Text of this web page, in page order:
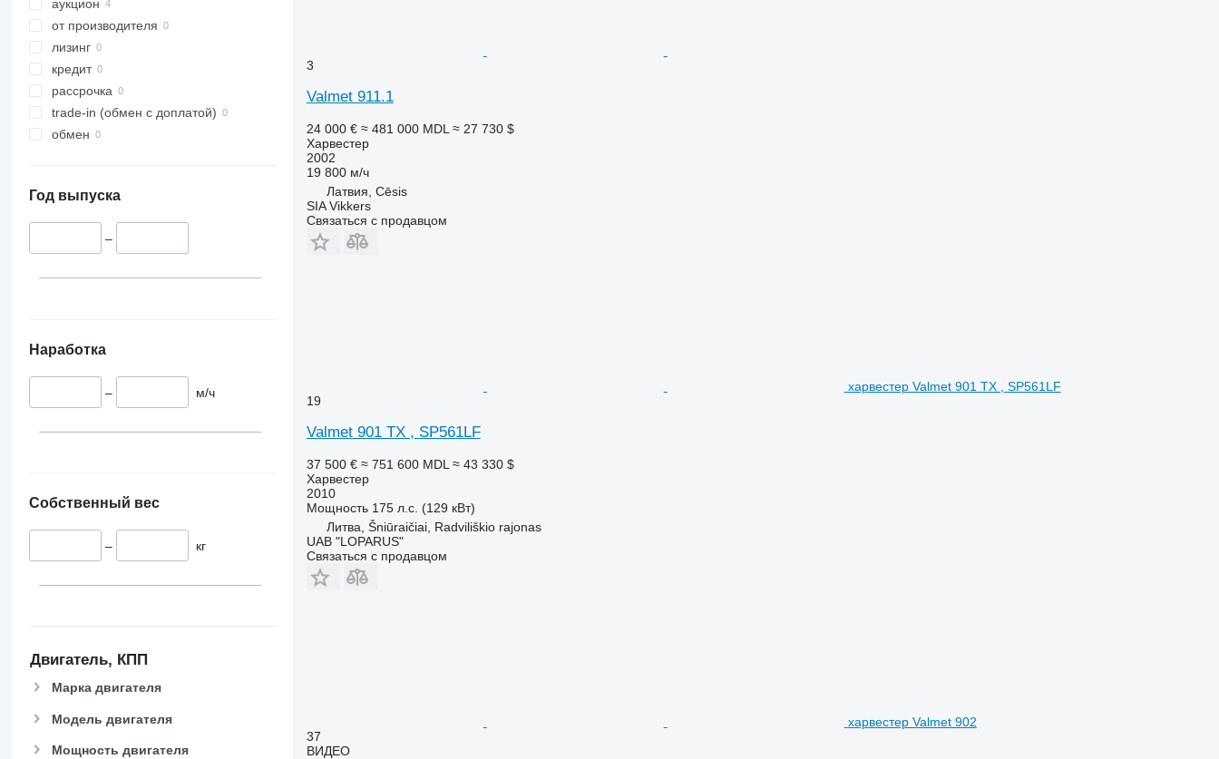
аукцион
от производителя
лизинг
кредит
рассрочка
trade-in (обмен с доплатой)
обмен
Год выпуска
–
Наработка
– м/ч
Собственный вес
– кг
Двигатель, КПП
Марка двигателя
Модель двигателя
Мощность двигателя
3
Valmet 911.1
24 000 € ≈ 481 000 MDL ≈ 27 730 $
Харвестер
2002
19 800 м/ч
Латвия, Cēsis
SIA Vikkers
Связаться с продавцом
харвестер Valmet 901 TX , SP561LF
19
Valmet 901 TX , SP561LF
37 500 € ≈ 751 600 MDL ≈ 43 330 $
Харвестер
2010
Мощность 175 л.с. (129 кВт)
Литва, Šniūraičiai, Radviliškio rajonas
UAB "LOPARUS"
Связаться с продавцом
харвестер Valmet 902
37
ВИДЕО